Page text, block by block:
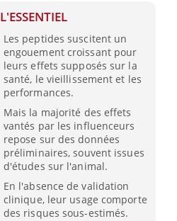
L'ESSENTIEL
Les peptides suscitent un
engouement croissant pour
leurs effets supposés sur la
santé, le vieillissement et les
performances.
Mais la majorité des effets
vantés par les influenceurs
repose sur des données
préliminaires, souvent issues
d'études sur l'animal.
En l'absence de validation
clinique, leur usage comporte
des risques sous-estimés.